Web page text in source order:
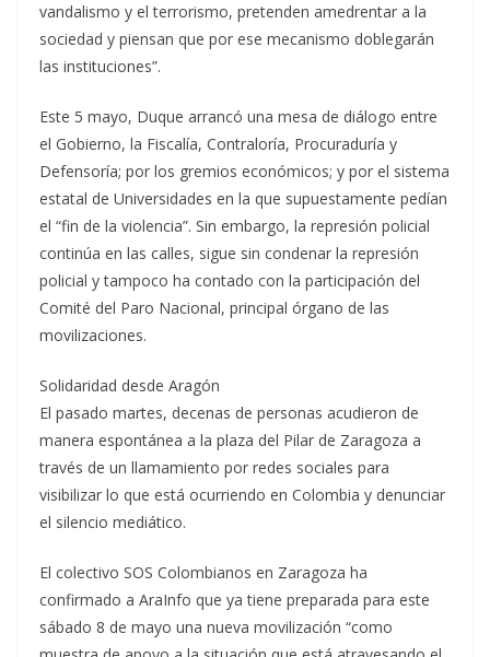
vandalismo y el terrorismo, pretenden amedrentar a la
sociedad y piensan que por ese mecanismo doblegarán
las instituciones”.
Este 5 mayo, Duque arrancó una mesa de diálogo entre
el Gobierno, la Fiscalía, Contraloría, Procuraduría y
Defensoría; por los gremios económicos; y por el sistema
estatal de Universidades en la que supuestamente pedían
el “fin de la violencia”. Sin embargo, la represión policial
continúa en las calles, sigue sin condenar la represión
policial y tampoco ha contado con la participación del
Comité del Paro Nacional, principal órgano de las
movilizaciones.
Solidaridad desde Aragón
El pasado martes, decenas de personas acudieron de
manera espontánea a la plaza del Pilar de Zaragoza a
través de un llamamiento por redes sociales para
visibilizar lo que está ocurriendo en Colombia y denunciar
el silencio mediático.
El colectivo SOS Colombianos en Zaragoza ha
confirmado a AraInfo que ya tiene preparada para este
sábado 8 de mayo una nueva movilización “como